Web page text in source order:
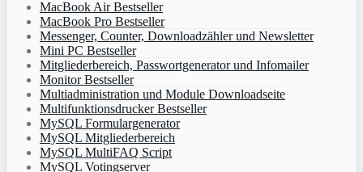
MacBook Air Bestseller
MacBook Pro Bestseller
Messenger, Counter, Downloadzähler und Newsletter
Mini PC Bestseller
Mitgliederbereich, Passwortgenerator und Infomailer
Monitor Bestseller
Multiadministration und Module Downloadseite
Multifunktionsdrucker Bestseller
MySQL Formulargenerator
MySQL Mitgliederbereich
MySQL MultiFAQ Script
MySQL Votingserver